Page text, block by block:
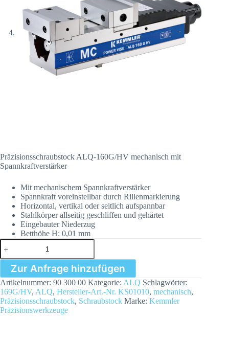
Präzisionsschraubstock ALQ-160G/HV mechanisch mit
Spannkraftverstärker
Mit mechanischem Spannkraftverstärker
Spannkraft voreinstellbar durch Rillenmarkierung
Horizontal, vertikal oder seitlich aufspannbar
Stahlkörper allseitig geschliffen und gehärtet
Eingebauter Niederzug
Betthöhe H: 0,01 mm
Präzisionsschraubstock
ALQ-
160G/HV
mechanisch
mit
Spannkraftverstärker
Menge
Zur Anfrage hinzufügen
Artikelnummer: 90 300 00 Kategorie: ALQ Schlagwörter:
169G/HV, ALQ, Hersteller-Art.-Nr. KS01010, mechanisch,
Präzisionsschraubstock, Schraubstock Marke: Kemmler
Präzisionswerkzeuge